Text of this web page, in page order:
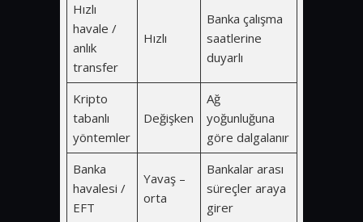
Hızlı
havale /
anlık
transfer
Hızlı
Banka çalışma
saatlerine
duyarlı
Kripto
tabanlı
yöntemler
Değişken
Ağ
yoğunluğuna
göre dalgalanır
Banka
havalesi /
EFT
Yavaş –
orta
Bankalar arası
süreçler araya
girer